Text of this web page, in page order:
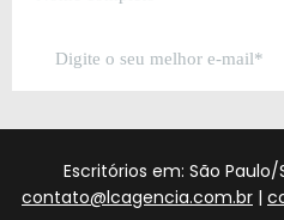
Escritórios em: São
contato@lcagencia.com.br |